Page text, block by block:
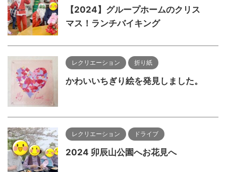
【2024】グループホームのクリス
マス！ランチバイキング
レクリエーション 折り紙
かわいいちぎり絵を発見しました。
レクリエーション ドライブ
2024 卯辰山公園へお花見へ